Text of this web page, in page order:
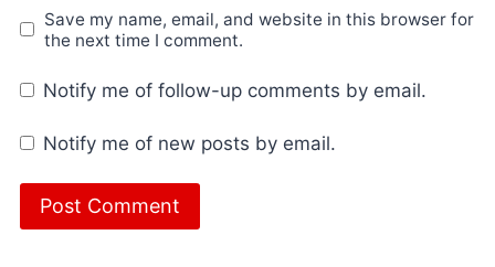
Save my name, email, and website in this browser for
the next time I comment.
Notify me of follow-up comments by email.
Notify me of new posts by email.